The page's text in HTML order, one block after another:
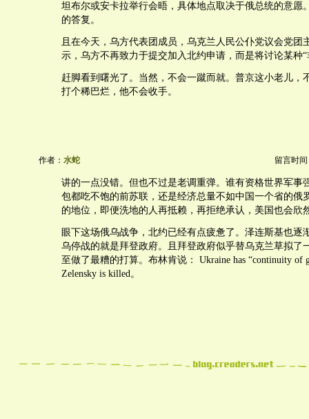
坦布尔或安卡拉举行会晤，具体地点取决于俄总统的意愿
的答复。
且在今天，乌方代表团成员，乌克兰人民公仆党议会党团
示，乌方不再致力于提交加入北约申请，而是将讨论某种
赶脚看到曙光了。当然，不会一蹴而就。普京这小老儿，
打个稀巴烂，他不会收手。
作者： 水蛇 留言时间
讲的一点没错。但也不过是老调重弹。谁有资格世界军事
包都吃不饱的前苏联，还是经济总量不如中国一个省的俄
的地位，即便洗地的人再抵赖，再拒绝承认，美国也会欣
眼下这场俄乌战争，北约已经有点疲惫了。泽连斯基也逐
乌停战的就是拜登政府。且拜登政府似乎替乌克兰草拟了
至做了最糟的打算。布林肯说： Ukraine has “continuity of
Zelensky is killed。